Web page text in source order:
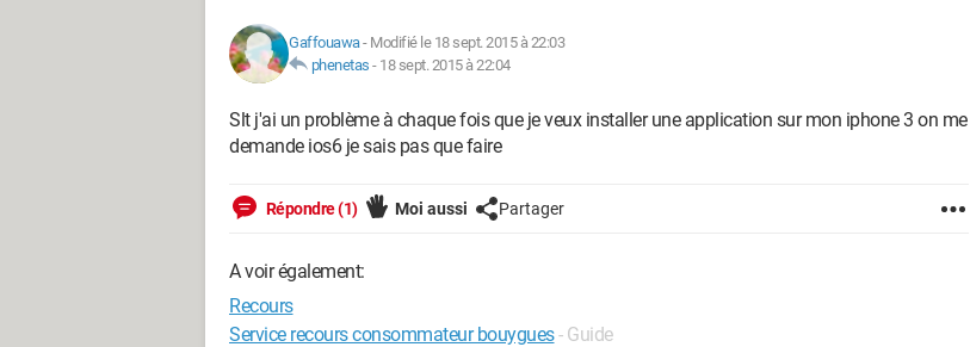
Gaffouawa- Modifié le 18 sept. 2015 à 22:03
phenetas - 18 sept. 2015 à 22:04
Slt j'ai un problème à chaque fois que je veux installer une application sur mon iphone 3 on me
demande ios6 je sais pas que faire
Répondre (1) Moi aussi Partager
A voir également:
Recours
Service recours consommateur bouygues- Guide